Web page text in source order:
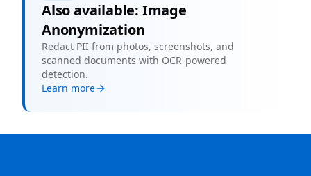
Also available: Image
Anonymization
Redact PII from photos, screenshots, and
scanned documents with OCR-powered
detection.
Learn more